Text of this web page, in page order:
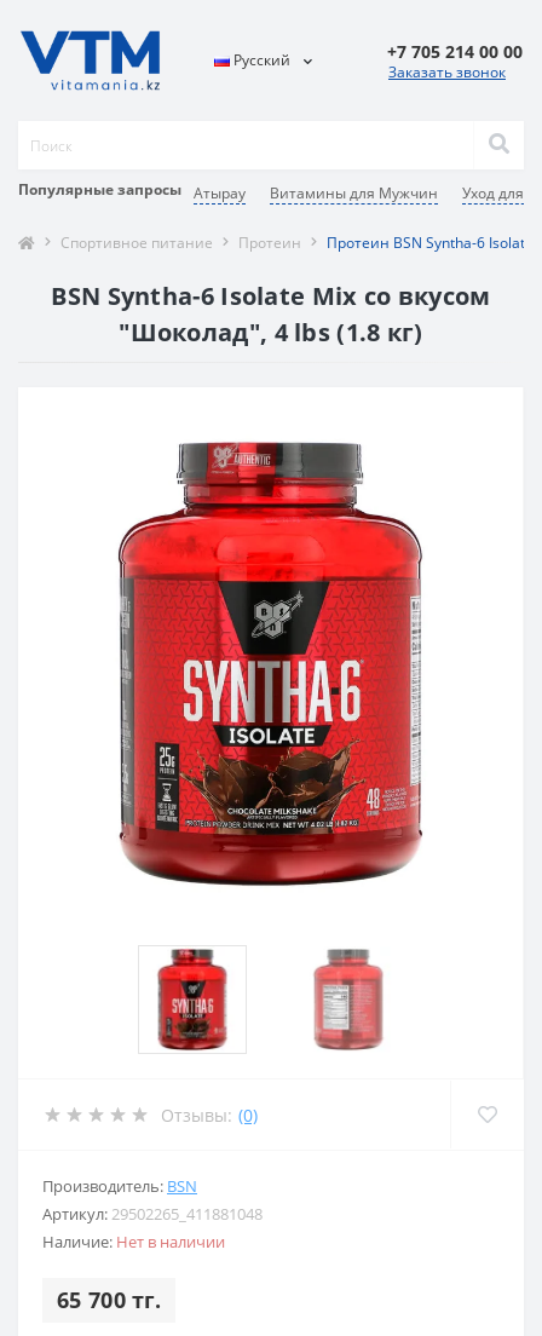
Популярные запросы Атырау Витамины для Мужчин Уход для
Русский +7 705 214 00 00
Заказать звонок
Спортивное питание Протеин Протеин BSN Syntha-6 Isolate
BSN Syntha-6 Isolate Mix со вкусом
"Шоколад", 4 lbs (1.8 кг)
Отзывы: (0)
Производитель: BSN
Артикул:29502265_411881048
Наличие: Нет в наличии
65 700 тг.